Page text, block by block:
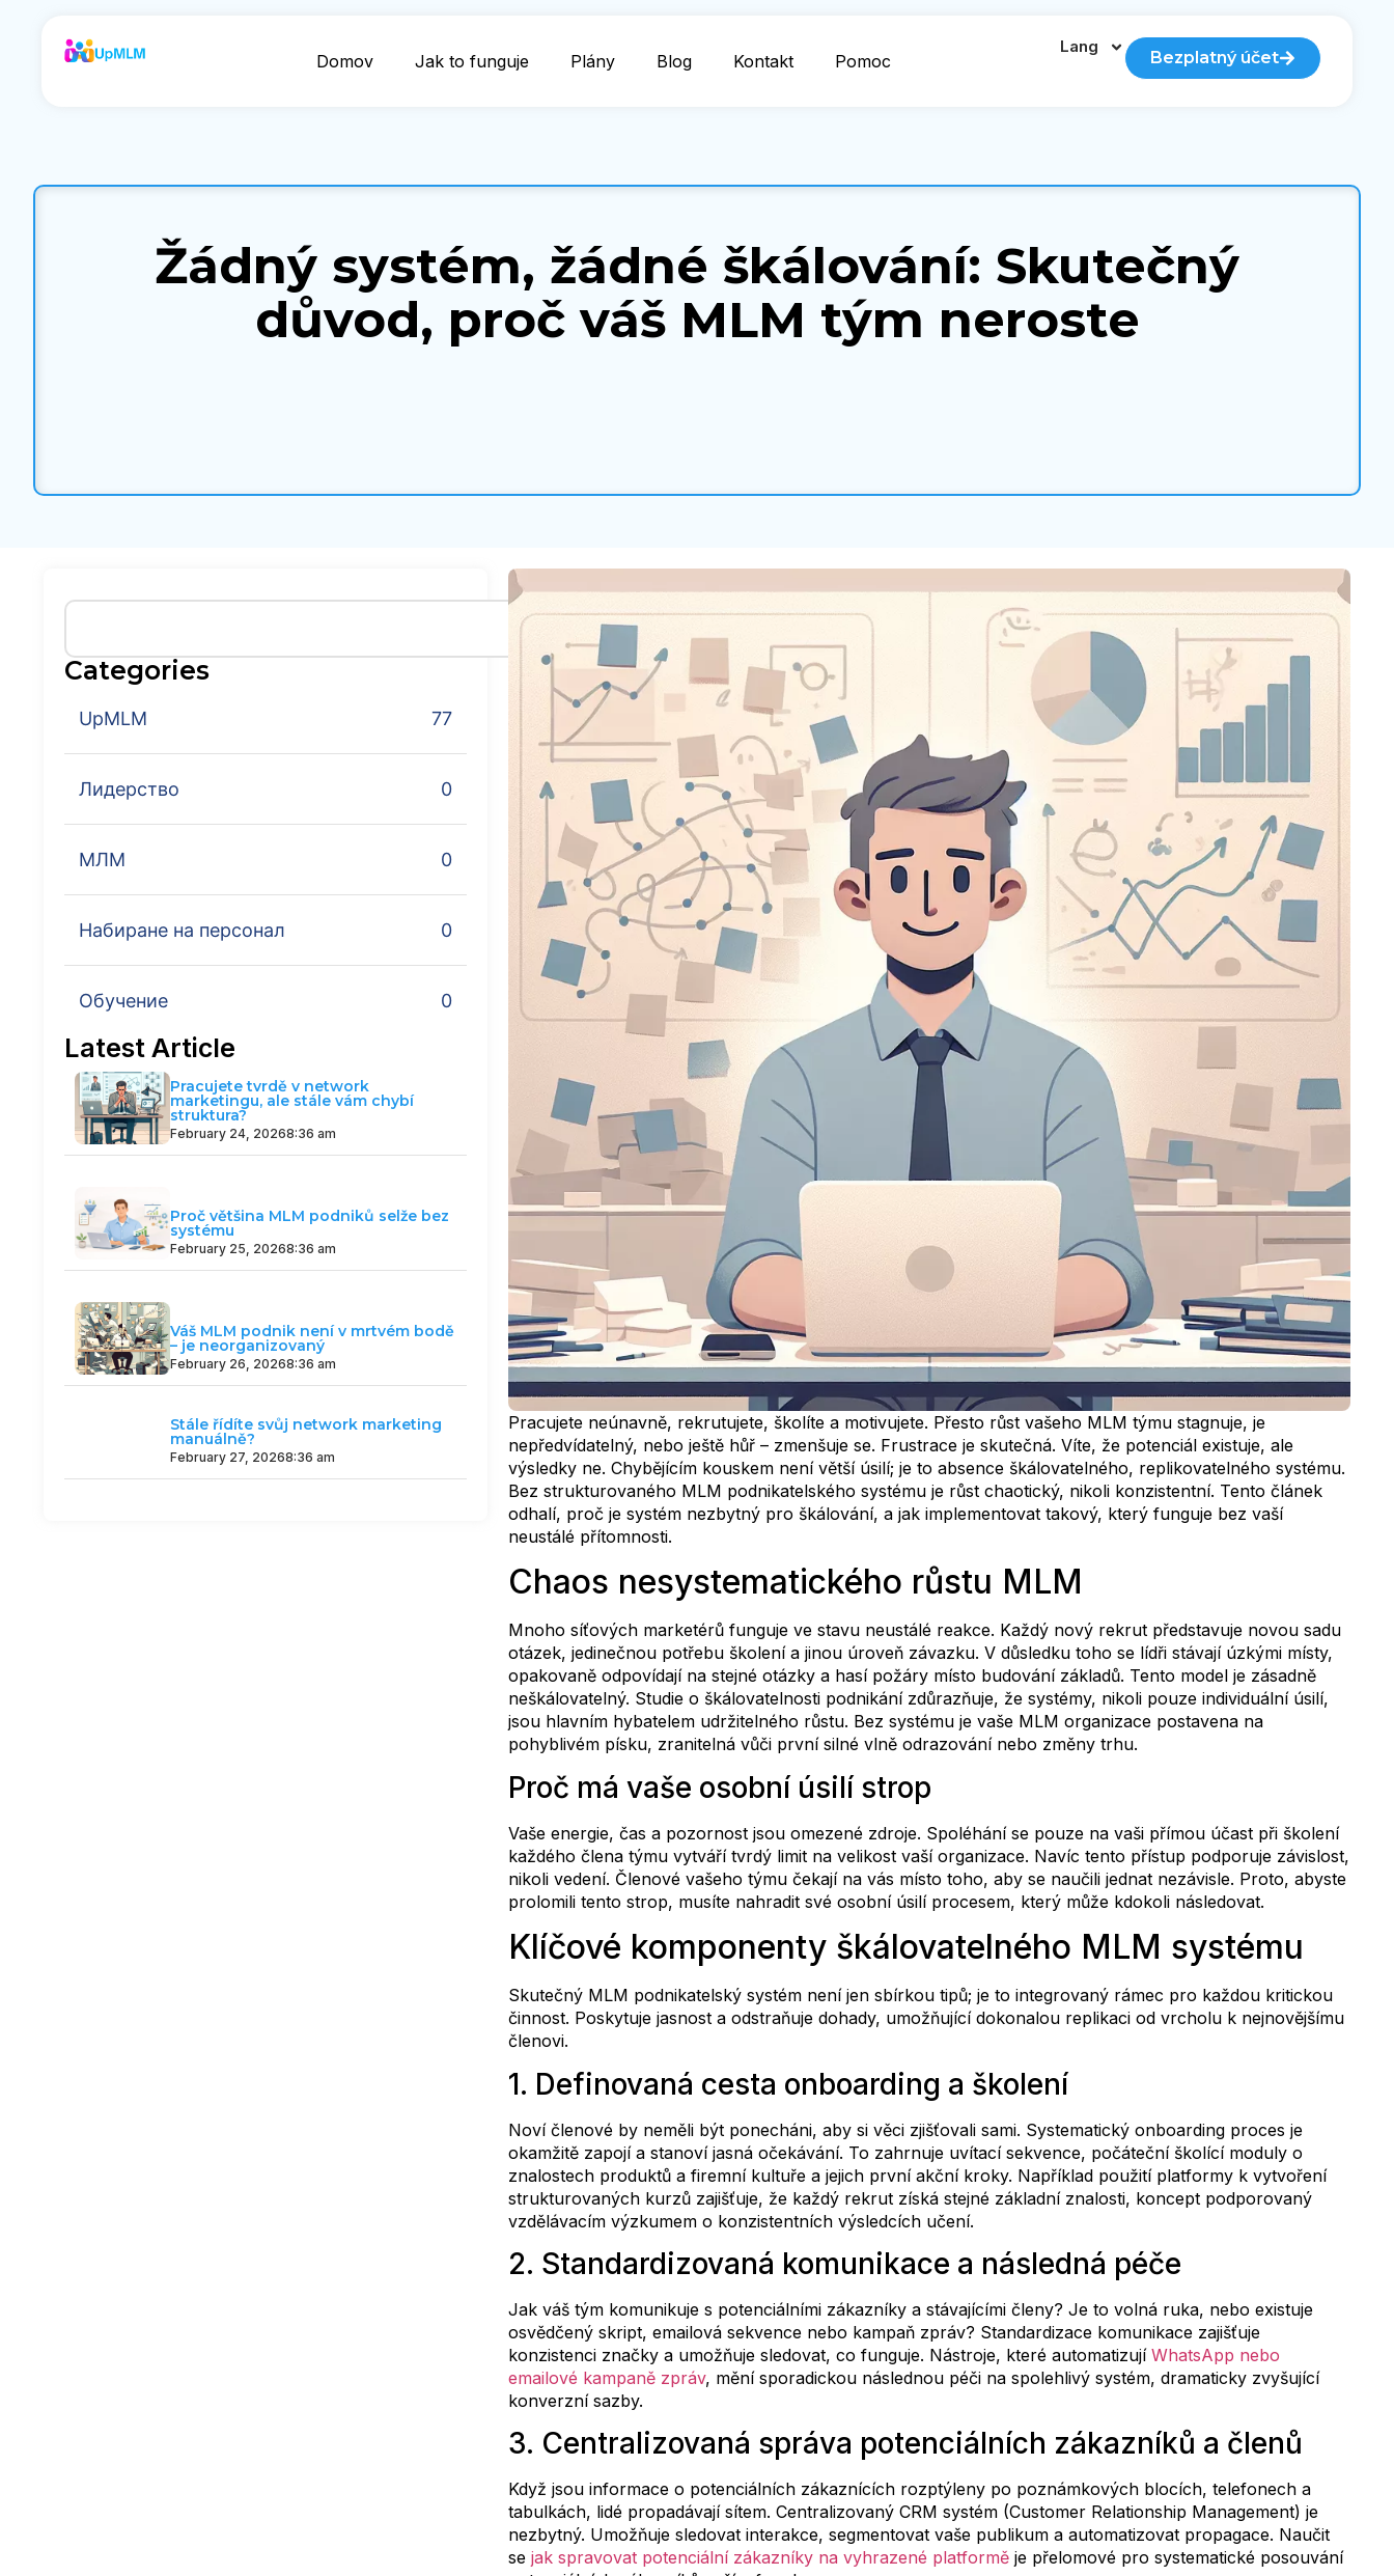
Domov Jak to funguje Plány Blog Kontakt Pomoc
Lang
Bezplatný účet
Žádný systém, žádné škálování: Skutečný
důvod, proč váš MLM tým neroste
Categories
UpMLM 77
Лидерство 0
МЛМ 0
Набиране на персонал 0
Обучение 0
Latest Article
February 24, 20268:36 am
Pracujete tvrdě v network
marketingu, ale stále vám chybí
struktura?
February 25, 20268:36 am
Proč většina MLM podniků selže bez
systému
February 26, 20268:36 am
Váš MLM podnik není v mrtvém bodě
– je neorganizovaný
February 27, 20268:36 am
Stále řídíte svůj network marketing
manuálně?
Pracujete neúnavně, rekrutujete, školíte a motivujete. Přesto růst vašeho MLM týmu stagnuje, je
nepředvídatelný, nebo ještě hůř – zmenšuje se. Frustrace je skutečná. Víte, že potenciál existuje, ale
výsledky ne. Chybějícím kouskem není větší úsilí; je to absence škálovatelného, replikovatelného systému.
Bez strukturovaného MLM podnikatelského systému je růst chaotický, nikoli konzistentní. Tento článek
odhalí, proč je systém nezbytný pro škálování, a jak implementovat takový, který funguje bez vaší
neustálé přítomnosti.
Chaos nesystematického růstu MLM
Mnoho síťových marketérů funguje ve stavu neustálé reakce. Každý nový rekrut představuje novou sadu
otázek, jedinečnou potřebu školení a jinou úroveň závazku. V důsledku toho se lídři stávají úzkými místy,
opakovaně odpovídají na stejné otázky a hasí požáry místo budování základů. Tento model je zásadně
neškálovatelný. Studie o škálovatelnosti podnikání zdůrazňuje, že systémy, nikoli pouze individuální úsilí,
jsou hlavním hybatelem udržitelného růstu. Bez systému je vaše MLM organizace postavena na
pohyblivém písku, zranitelná vůči první silné vlně odrazování nebo změny trhu.
Proč má vaše osobní úsilí strop
Vaše energie, čas a pozornost jsou omezené zdroje. Spoléhání se pouze na vaši přímou účast při školení
každého člena týmu vytváří tvrdý limit na velikost vaší organizace. Navíc tento přístup podporuje závislost,
nikoli vedení. Členové vašeho týmu čekají na vás místo toho, aby se naučili jednat nezávisle. Proto, abyste
prolomili tento strop, musíte nahradit své osobní úsilí procesem, který může kdokoli následovat.
Klíčové komponenty škálovatelného MLM systému
Skutečný MLM podnikatelský systém není jen sbírkou tipů; je to integrovaný rámec pro každou kritickou
činnost. Poskytuje jasnost a odstraňuje dohady, umožňující dokonalou replikaci od vrcholu k nejnovějšímu
členovi.
1. Definovaná cesta onboarding a školení
Noví členové by neměli být ponecháni, aby si věci zjišťovali sami. Systematický onboarding proces je
okamžitě zapojí a stanoví jasná očekávání. To zahrnuje uvítací sekvence, počáteční školící moduly o
znalostech produktů a firemní kultuře a jejich první akční kroky. Například použití platformy k vytvoření
strukturovaných kurzů zajišťuje, že každý rekrut získá stejné základní znalosti, koncept podporovaný
vzdělávacím výzkumem o konzistentních výsledcích učení.
2. Standardizovaná komunikace a následná péče
Jak váš tým komunikuje s potenciálními zákazníky a stávajícími členy? Je to volná ruka, nebo existuje
osvědčený skript, emailová sekvence nebo kampaň zpráv? Standardizace komunikace zajišťuje
konzistenci značky a umožňuje sledovat, co funguje. Nástroje, které automatizují WhatsApp nebo
emailové kampaně zpráv, mění sporadickou následnou péči na spolehlivý systém, dramaticky zvyšující
konverzní sazby.
3. Centralizovaná správa potenciálních zákazníků a členů
Když jsou informace o potenciálních zákaznících rozptýleny po poznámkových blocích, telefonech a
tabulkách, lidé propadávají sítem. Centralizovaný CRM systém (Customer Relationship Management) je
nezbytný. Umožňuje sledovat interakce, segmentovat vaše publikum a automatizovat propagace. Naučit
se jak spravovat potenciální zákazníky na vyhrazené platformě je přelomové pro systematické posouvání